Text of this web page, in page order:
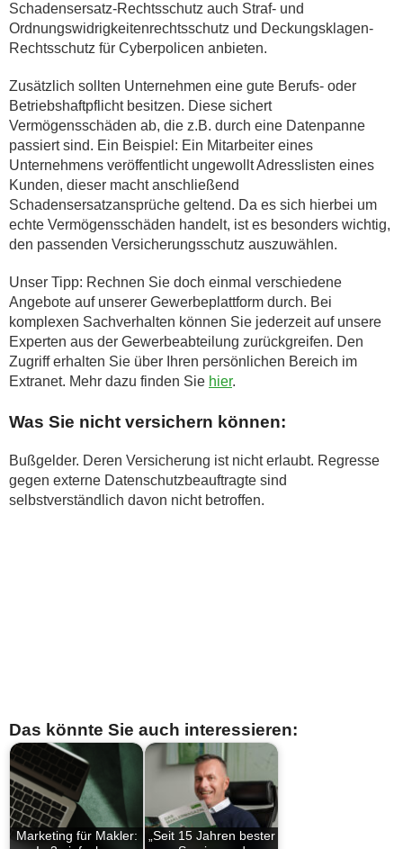
Schadensersatz-Rechtsschutz auch Straf- und
Ordnungswidrigkeitenrechtsschutz und Deckungsklagen-
Rechtsschutz für Cyberpolicen anbieten.
Zusätzlich sollten Unternehmen eine gute Berufs- oder
Betriebshaftpflicht besitzen. Diese sichert
Vermögensschäden ab, die z.B. durch eine Datenpanne
passiert sind. Ein Beispiel: Ein Mitarbeiter eines
Unternehmens veröffentlicht ungewollt Adresslisten eines
Kunden, dieser macht anschließend
Schadensersatzansprüche geltend. Da es sich hierbei um
echte Vermögensschäden handelt, ist es besonders wichtig,
den passenden Versicherungsschutz auszuwählen.
Unser Tipp: Rechnen Sie doch einmal verschiedene
Angebote auf unserer Gewerbeplattform durch. Bei
komplexen Sachverhalten können Sie jederzeit auf unsere
Experten aus der Gewerbeabteilung zurückgreifen. Den
Zugriff erhalten Sie über Ihren persönlichen Bereich im
Extranet. Mehr dazu finden Sie hier.
Was Sie nicht versichern können:
Bußgelder. Deren Versicherung ist nicht erlaubt. Regresse
gegen externe Datenschutzbeauftragte sind
selbstverständlich davon nicht betroffen.
Das könnte Sie auch interessieren:
Marketing für Makler:
„Seit 15 Jahren bester